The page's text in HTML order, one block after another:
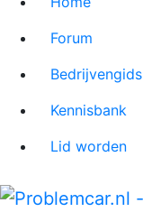
Forum
Bedrijvengids
Kennisbank
Lid worden